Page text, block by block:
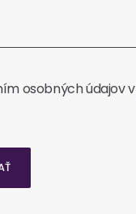
osobných údajov v